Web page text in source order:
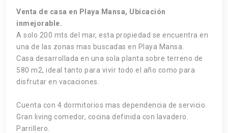
Venta de casa en Playa Mansa, Ubicación
inmejorable.
A solo 200 mts del mar, esta propiedad se encuentra en
una de las zonas mas buscadas en Playa Mansa.
Casa desarrollada en una sola planta sobre terreno de
580 m2, ideal tanto para vivir todo el año como para
disfrutar en vacaciones.
Cuenta con 4 dormitorios mas dependencia de servicio.
Gran living comedor, cocina definida con lavadero.
Parrillero.